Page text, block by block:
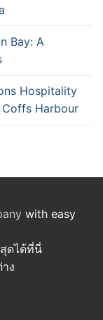
Bay: A
Hospitality
Harbour
with easy
ดได้ที่นี่
ง